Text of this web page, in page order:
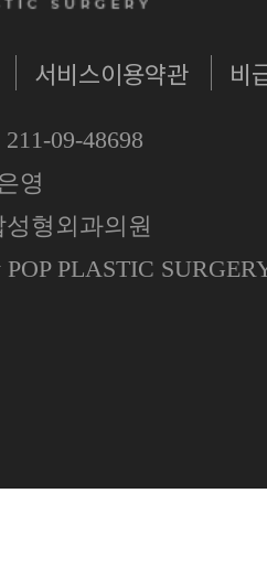
서비스이용약관 비
09-48698
영
형외과의원
PLASTIC